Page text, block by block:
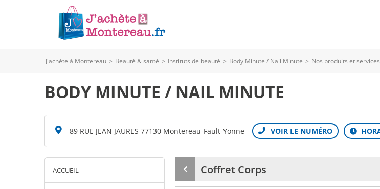
J'achète à Montereau > Beauté & santé > Instituts de beauté > Body Minute / Nail Minute > Nos produits et services
BODY MINUTE / NAIL MINUTE
89 RUE JEAN JAURES 77130 Montereau-Fault-Yonne
ACCUEIL
Produit
précédent
Coffret Corps